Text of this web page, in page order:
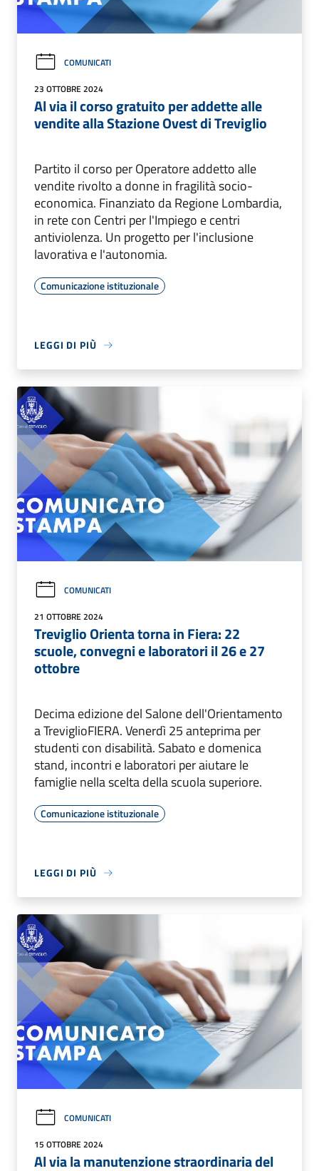
COMUNICATI
23 OTTOBRE 2024
Al via il corso gratuito per addette alle
vendite alla Stazione Ovest di Treviglio
Partito il corso per Operatore addetto alle
vendite rivolto a donne in fragilità socio-
economica. Finanziato da Regione Lombardia,
in rete con Centri per l'Impiego e centri
antiviolenza. Un progetto per l'inclusione
lavorativa e l'autonomia.
Comunicazione istituzionale
LEGGI DI PIÙ
COMUNICATI
21 OTTOBRE 2024
Treviglio Orienta torna in Fiera: 22
scuole, convegni e laboratori il 26 e 27
ottobre
Decima edizione del Salone dell'Orientamento
a TreviglioFIERA. Venerdì 25 anteprima per
studenti con disabilità. Sabato e domenica
stand, incontri e laboratori per aiutare le
famiglie nella scelta della scuola superiore.
Comunicazione istituzionale
LEGGI DI PIÙ
COMUNICATI
15 OTTOBRE 2024
Al via la manutenzione straordinaria del